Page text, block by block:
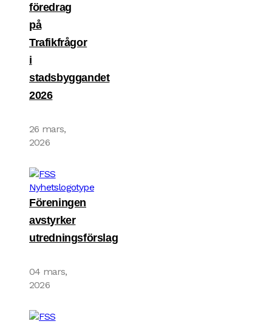
föredrag
på
Trafikfrågor
i
stadsbyggandet
2026
26 mars,
2026
Föreningen
avstyrker
utredningsförslag
04 mars,
2026